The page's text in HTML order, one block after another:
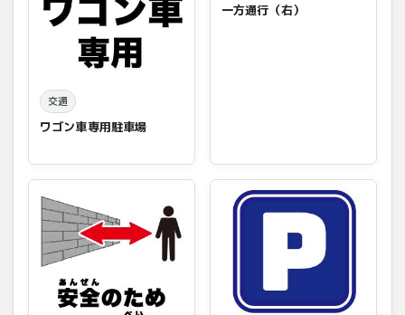
交通
ワゴン車専用駐車場
一方通行（右）